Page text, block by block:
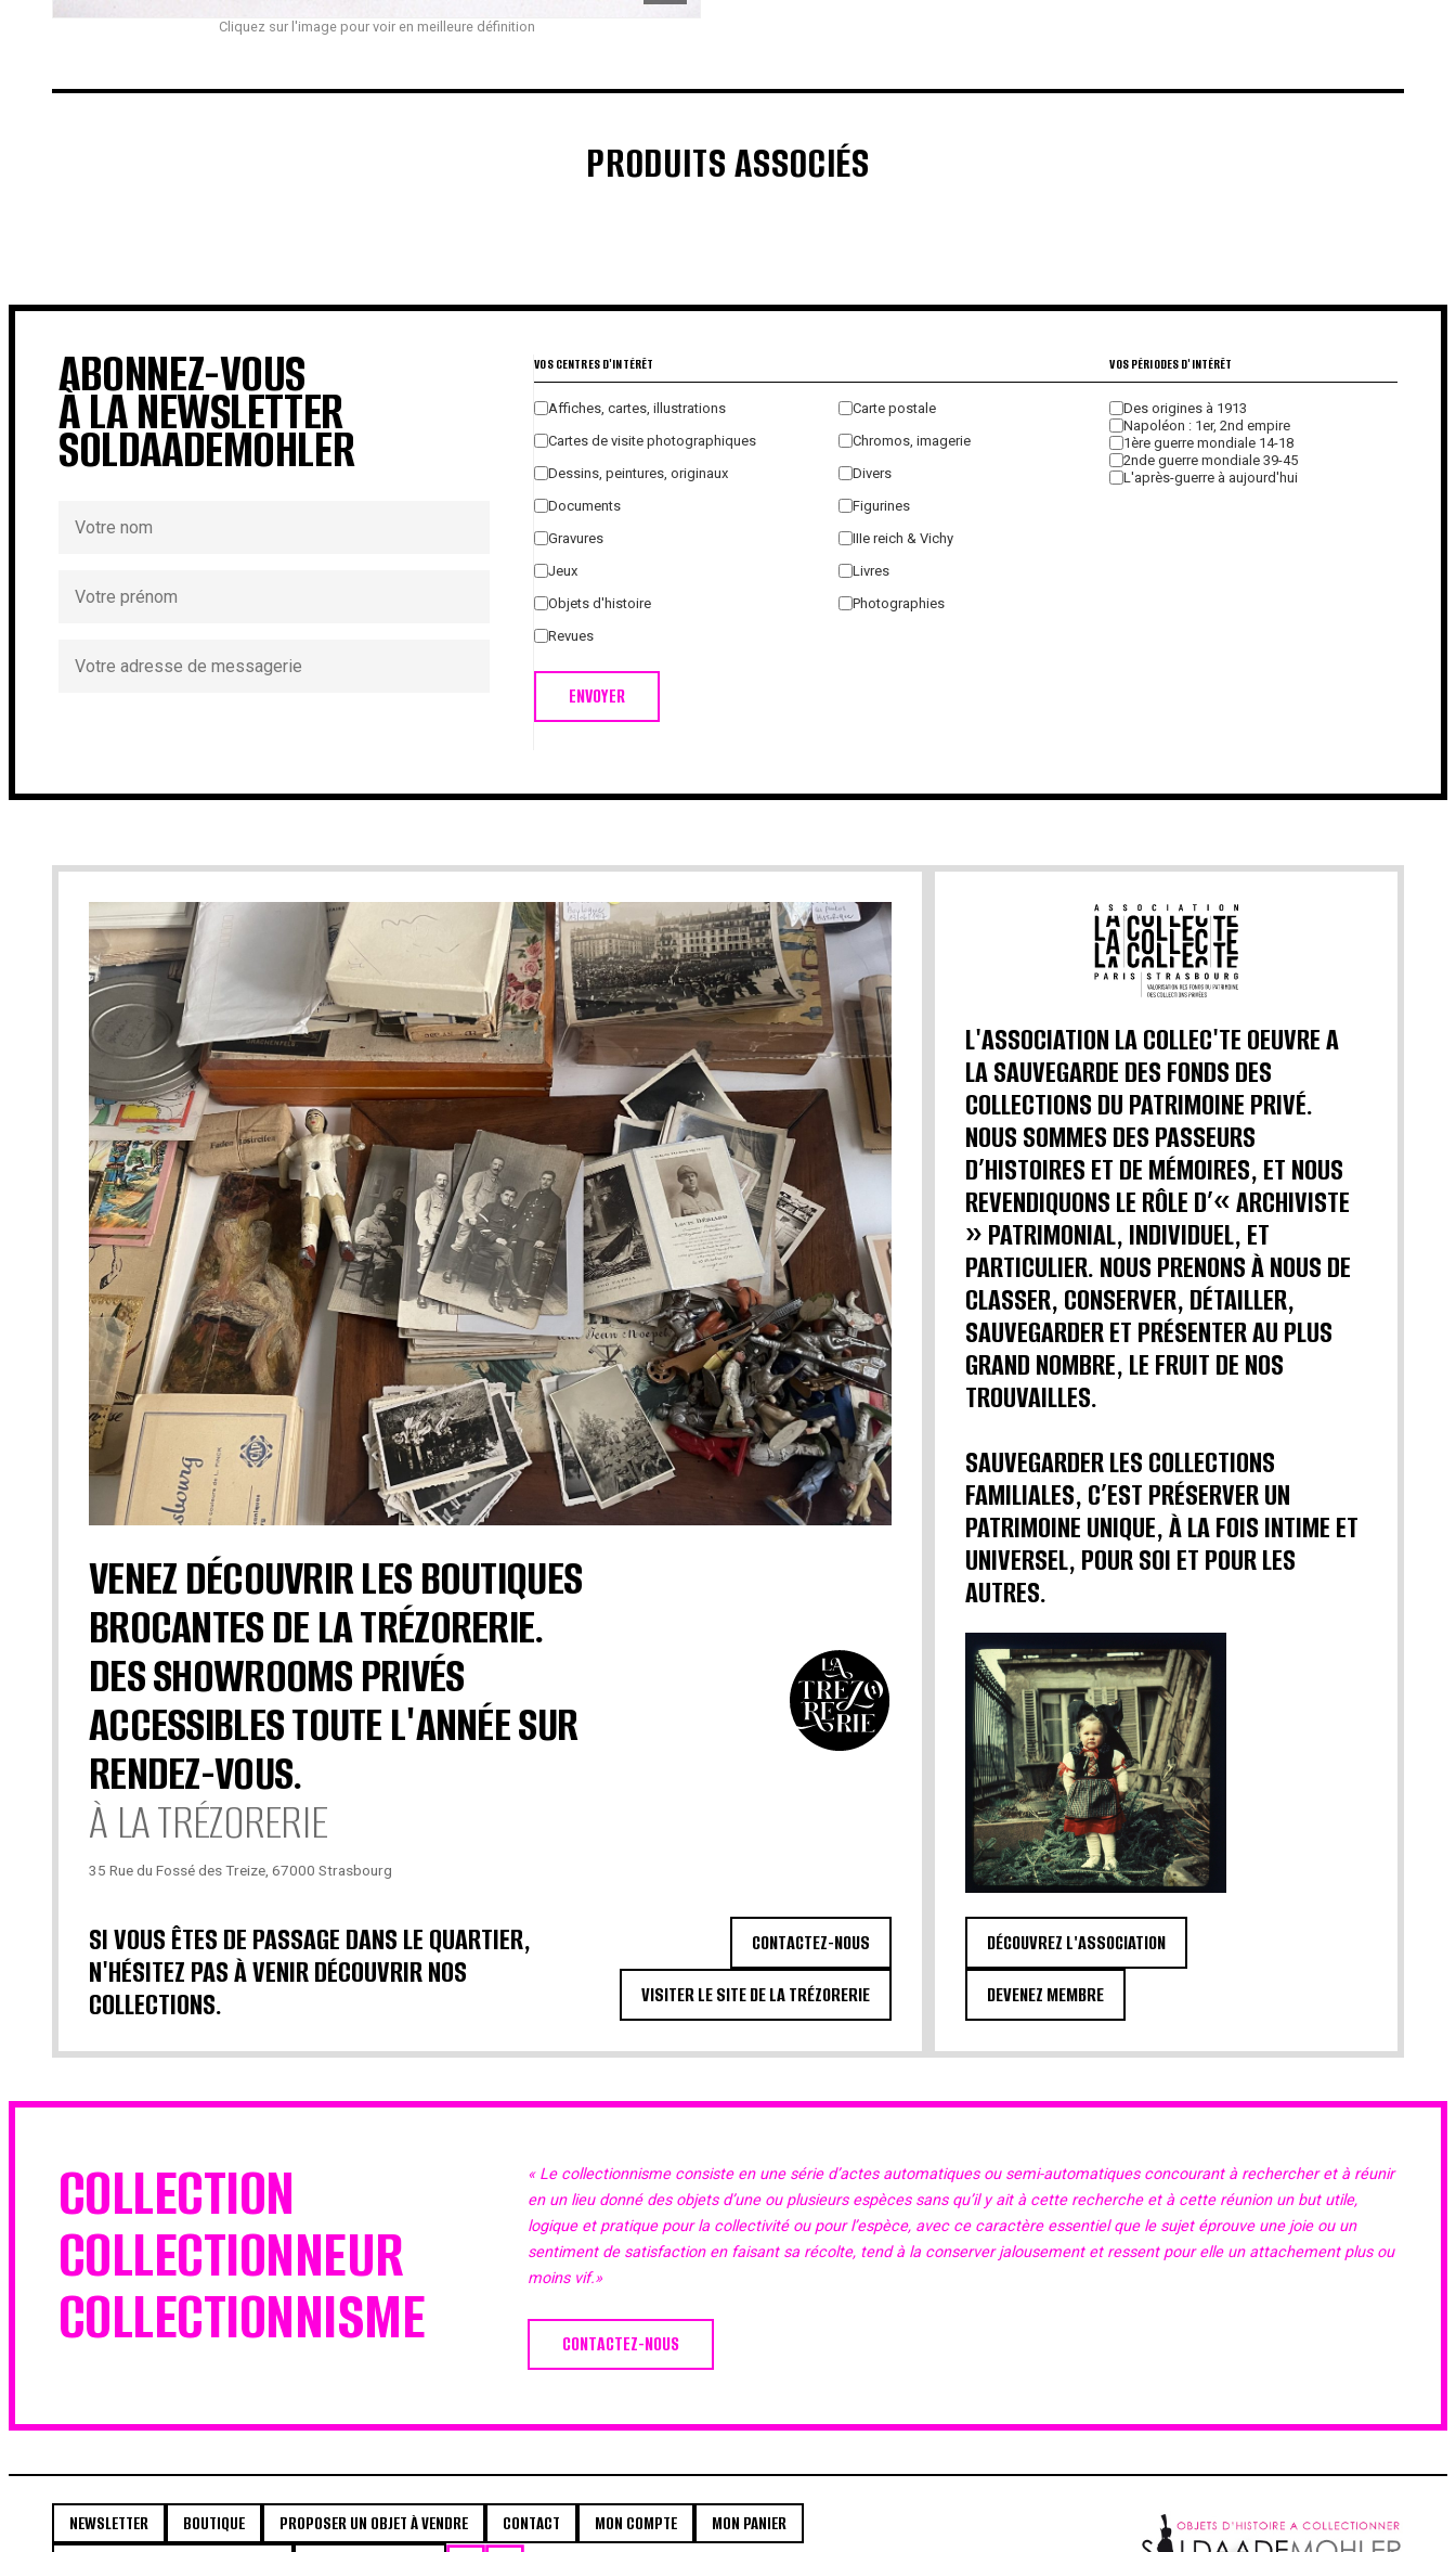
Cliquez sur l'image pour voir en meilleure définition
PRODUITS ASSOCIÉS
ABONNEZ-VOUS
À LA NEWSLETTER
SOLDAADEMOHLER
VOS CENTRES D'INTÉRÊT
Affiches, cartes, illustrations
Carte postale
Cartes de visite photographiques
Chromos, imagerie
Dessins, peintures, originaux
Divers
Documents
Figurines
Gravures
IIIe reich & Vichy
Jeux
Livres
Objets d'histoire
Photographies
Revues
ENVOYER
VOS PÉRIODES D'INTÉRÊT
Des origines à 1913
Napoléon : 1er, 2nd empire
1ère guerre mondiale 14-18
2nde guerre mondiale 39-45
L'après-guerre à aujourd'hui
VENEZ DÉCOUVRIR LES BOUTIQUES
BROCANTES DE LA TRÉZORERIE.
DES SHOWROOMS PRIVÉS
ACCESSIBLES TOUTE L'ANNÉE SUR
RENDEZ-VOUS.
À LA TRÉZORERIE
35 Rue du Fossé des Treize, 67000 Strasbourg
SI VOUS ÊTES DE PASSAGE DANS LE QUARTIER,
N'HÉSITEZ PAS À VENIR DÉCOUVRIR NOS
COLLECTIONS.
CONTACTEZ-NOUS
VISITER LE SITE DE LA TRÉZORERIE
L'ASSOCIATION LA COLLEC'TE OEUVRE A
LA SAUVEGARDE DES FONDS DES
COLLECTIONS DU PATRIMOINE PRIVÉ.
NOUS SOMMES DES PASSEURS
D’HISTOIRES ET DE MÉMOIRES, ET NOUS
REVENDIQUONS LE RÔLE D’« ARCHIVISTE
» PATRIMONIAL, INDIVIDUEL, ET
PARTICULIER. NOUS PRENONS À NOUS DE
CLASSER, CONSERVER, DÉTAILLER,
SAUVEGARDER ET PRÉSENTER AU PLUS
GRAND NOMBRE, LE FRUIT DE NOS
TROUVAILLES.
SAUVEGARDER LES COLLECTIONS
FAMILIALES, C’EST PRÉSERVER UN
PATRIMOINE UNIQUE, À LA FOIS INTIME ET
UNIVERSEL, POUR SOI ET POUR LES
AUTRES.
DÉCOUVREZ L'ASSOCIATION
DEVENEZ MEMBRE
COLLECTION
COLLECTIONNEUR
COLLECTIONNISME
« Le collectionnisme consiste en une série d’actes automatiques ou semi-automatiques concourant à rechercher et à réunir
en un lieu donné des objets d’une ou plusieurs espèces sans qu’il y ait à cette recherche et à cette réunion un but utile,
logique et pratique pour la collectivité ou pour l’espèce, avec ce caractère essentiel que le sujet éprouve une joie ou un
sentiment de satisfaction en faisant sa récolte, tend à la conserver jalousement et ressent pour elle un attachement plus ou
moins vif.»
CONTACTEZ-NOUS
NEWSLETTER BOUTIQUE PROPOSER UN OBJET À VENDRE CONTACT MON COMPTE MON PANIER